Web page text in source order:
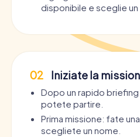
disponibile e sceglie un
02 Iniziate la
Dopo un rapido briefing
potete partire.
Prima missione: fate
scegliete un nome.